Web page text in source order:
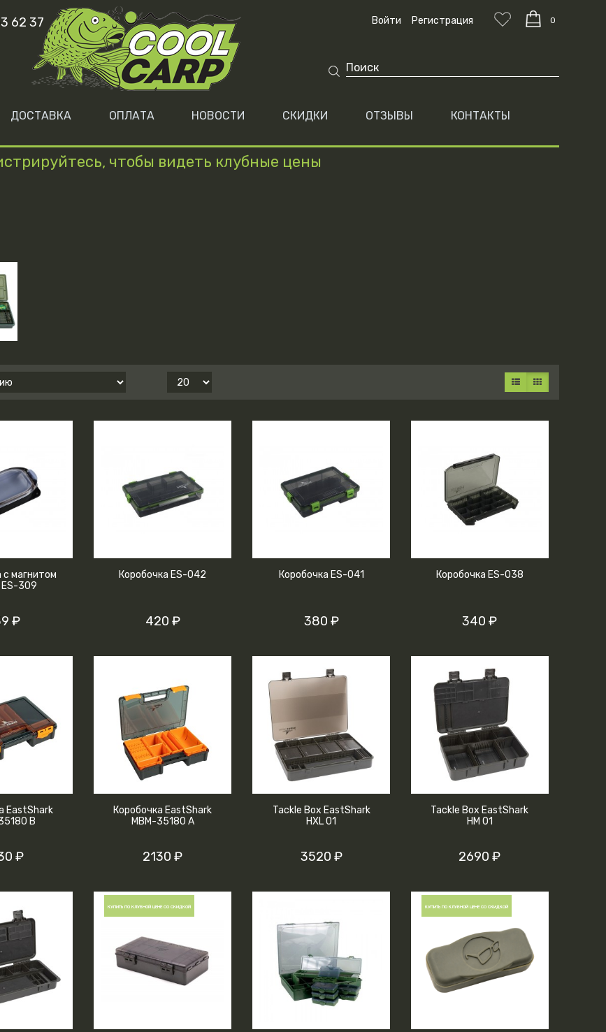
62 37 Войти Регистрация 0
ДОСТАВКА ОПЛАТА НОВОСТИ СКИДКИ ОТЗЫВЫ КОНТАКТЫ
чтобы видеть клубные цены
с магнитом
309
₽
Коробочка ES-042
420 ₽
Коробочка ES-041
380 ₽
Коробочка ES-038
340 ₽
EastShark
B
₽
Коробочка EastShark
MBM-35180 A
2130 ₽
Tackle Box EastShark
HXL 01
3520 ₽
Tackle Box EastShark
HM 01
2690 ₽
КУПИТЬ ПО КЛУБНОЙ ЦЕНЕ СО СКИДКОЙ КУПИТЬ ПО КЛУБНОЙ ЦЕНЕ СО СКИДКОЙ